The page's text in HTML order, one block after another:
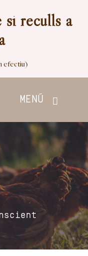
si reculls a
efectiu)
MENÚ